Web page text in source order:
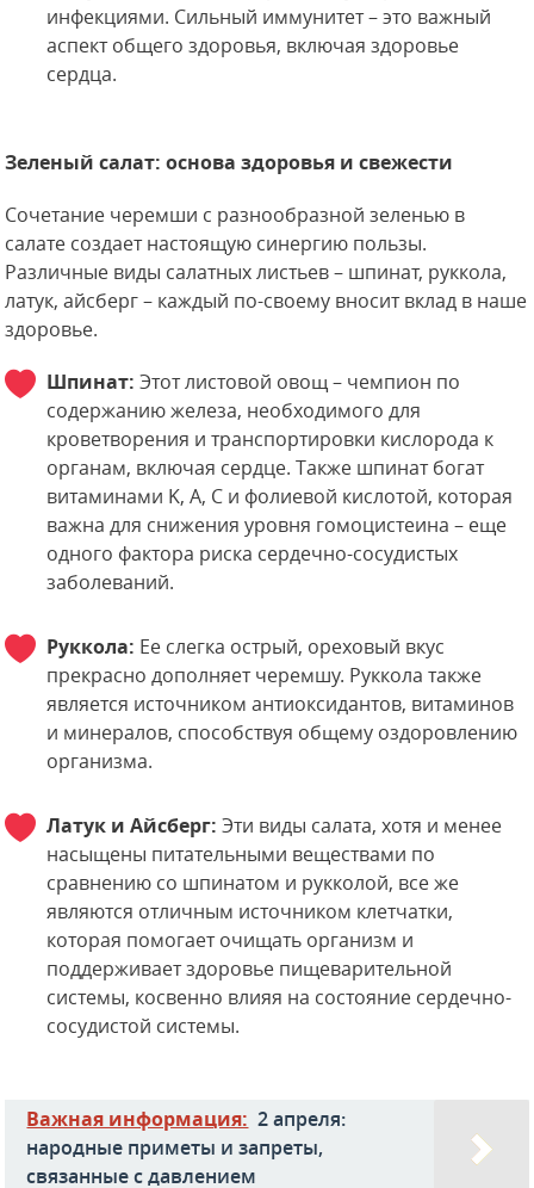
инфекциями. Сильный иммунитет – это важный
аспект общего здоровья, включая здоровье
сердца.
Зеленый салат: основа здоровья и свежести
Сочетание черемши с разнообразной зеленью в
салате создает настоящую синергию пользы.
Различные виды салатных листьев – шпинат, руккола,
латук, айсберг – каждый по-своему вносит вклад в наше
здоровье.
Шпинат: Этот листовой овощ – чемпион по
содержанию железа, необходимого для
кроветворения и транспортировки кислорода к
органам, включая сердце. Также шпинат богат
витаминами K, A, C и фолиевой кислотой, которая
важна для снижения уровня гомоцистеина – еще
одного фактора риска сердечно-сосудистых
заболеваний.
Руккола: Ее слегка острый, ореховый вкус
прекрасно дополняет черемшу. Руккола также
является источником антиоксидантов, витаминов
и минералов, способствуя общему оздоровлению
организма.
Латук и Айсберг: Эти виды салата, хотя и менее
насыщены питательными веществами по
сравнению со шпинатом и рукколой, все же
являются отличным источником клетчатки,
которая помогает очищать организм и
поддерживает здоровье пищеварительной
системы, косвенно влияя на состояние сердечно-
сосудистой системы.
Важная информация: 2 апреля:
народные приметы и запреты,
связанные с давлением